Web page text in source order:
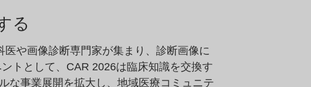
る
や画像診断専門家が集まり、診断画像に
トとして、CAR 2026は臨床知識を交換す
な事業展開を拡大し、地域医療コミュニテ